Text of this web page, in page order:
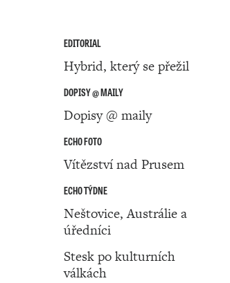
EDITORIAL
Hybrid, který se přežil
DOPISY @ MAILY
Dopisy @ maily
ECHO FOTO
Vítězství nad Prusem
ECHO TÝDNE
Neštovice, Austrálie a
úředníci
Stesk po kulturních
válkách